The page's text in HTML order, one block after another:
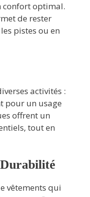
confort optimal.
de rester
pistes ou en
activités :
pour un usage
offrent un
tout en
vêtements qui